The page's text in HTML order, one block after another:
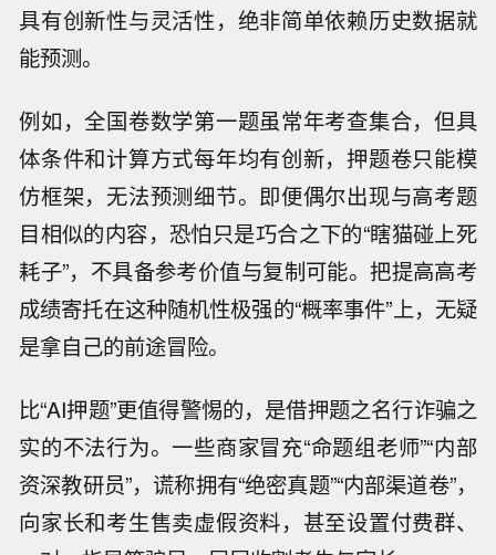
具有创新性与灵活性，绝非简单依赖历史数据就
能预测。
例如，全国卷数学第一题虽常年考查集合，但具
体条件和计算方式每年均有创新，押题卷只能模
仿框架，无法预测细节。即便偶尔出现与高考题
目相似的内容，恐怕只是巧合之下的“瞎猫碰上死
耗子”，不具备参考价值与复制可能。把提高高考
成绩寄托在这种随机性极强的“概率事件”上，无疑
是拿自己的前途冒险。
比“AI押题”更值得警惕的，是借押题之名行诈骗之
实的不法行为。一些商家冒充“命题组老师”“内部
资深教研员”，谎称拥有“绝密真题”“内部渠道卷”，
向家长和考生售卖虚假资料，甚至设置付费群、